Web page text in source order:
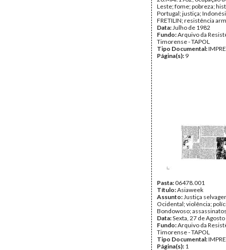
Tipo Documental:
Página(s):65
Leste; fome; pobreza;
Portugal; justiça;
FRETILIN; resistência
Data:Julho de 1982
Fundo:Arquivo da
Timorense - TAPOL
Tipo Documental:
Página(s): 9
Pasta:06478.001
Título:Asiaweek
Assunto:Justiça
Ocidental; violência;
Bondowoso;
Data:Sexta, 27 de
Fundo:Arquivo da
Timorense - TAPOL
Tipo Documental:
Página(s): 1